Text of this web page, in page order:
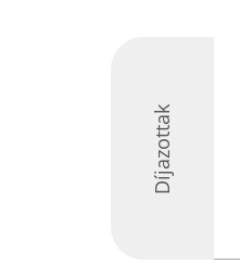
Díjazottak